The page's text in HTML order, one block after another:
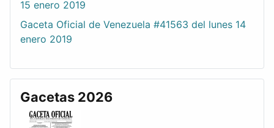
15 enero 2019
Gaceta Oficial de Venezuela #41563 del lunes 14
enero 2019
Gacetas 2026